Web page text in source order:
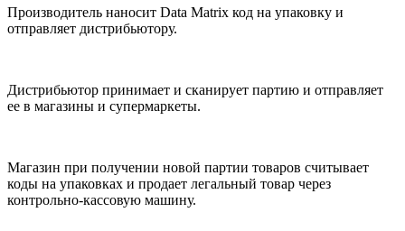
Производитель наносит Data Matrix код на упаковку и
отправляет дистрибьютору.
Дистрибьютор принимает и сканирует партию и отправляет
ее в магазины и супермаркеты.
Магазин при получении новой партии товаров считывает
коды на упаковках и продает легальный товар через
контрольно-кассовую машину.